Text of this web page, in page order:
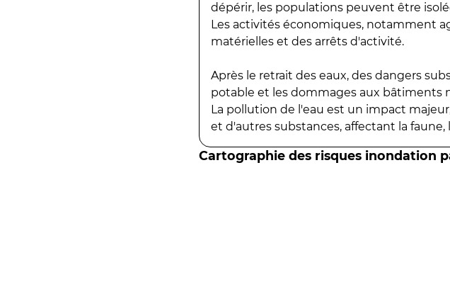
dépérir, les populations peuvent être
Les activités économiques, notamment
matérielles et des arrêts d'activité.
Après le retrait des eaux, des dangers
potable et les dommages aux bâtiments
La pollution de l'eau est un impact
et d'autres substances, affectant la faune,
Cartographie des risques inondation